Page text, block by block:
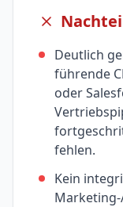
Deutlich
führende
oder
fehlen.
Kein